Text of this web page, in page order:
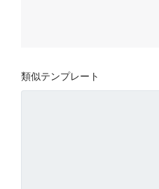
類似テンプレート